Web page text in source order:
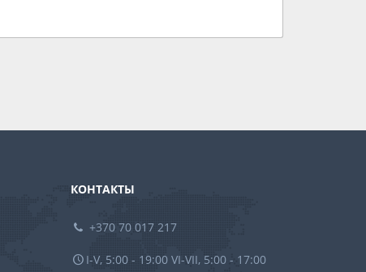
КОНТАКТЫ
+370 70 017 217
I-V, 5:00 - 19:00 VI-VII, 5:00 - 17:00